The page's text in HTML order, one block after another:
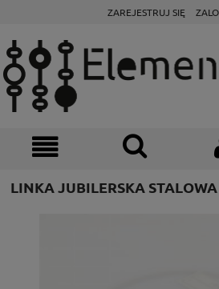
ZAREJESTRUJ SIĘ
LINKA JUBILERSKA